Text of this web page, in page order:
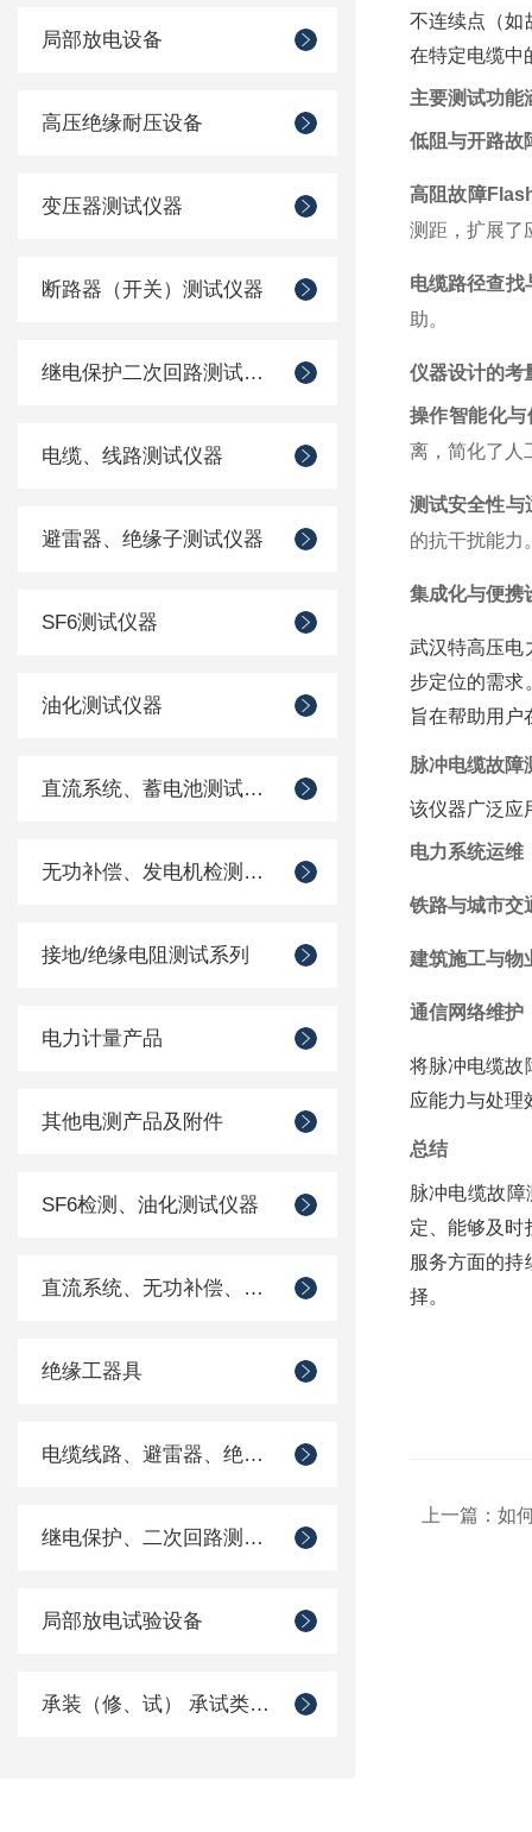
局部放电设备
高压绝缘耐压设备
变压器测试仪器
断路器（开关）测试仪器
继电保护二次回路测试仪器
电缆、线路测试仪器
避雷器、绝缘子测试仪器
SF6测试仪器
油化测试仪器
直流系统、蓄电池测试仪器
无功补偿、发电机检测仪器
接地/绝缘电阻测试系列
电力计量产品
其他电测产品及附件
SF6检测、油化测试仪器
直流系统、无功补偿、电池电机检测仪器
绝缘工器具
电缆线路、避雷器、绝缘子测试仪器
继电保护、二次回路测试仪器
局部放电试验设备
承装（修、试） 承试类仪器
不连续点（如
在特定电缆中
主要测试功能
低阻与开路故
高阻故障
测距，扩展了
电缆路径查找
助。
仪器设计的考
操作智能化与
离，简化了人
测试安全性与
的抗干扰能力
集成化与便携
武汉特高压电
步定位的需求
旨在帮助用户
脉冲电缆故障
该仪器广泛应
电力系统运维
铁路与城市交
建筑施工与物
通信网络维护
将脉冲电缆故
应能力与处理
总结
脉冲电缆故
定、能够及时
服务方面的
择。
上一篇： 如